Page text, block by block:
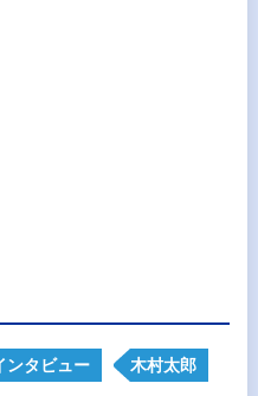
ンタビュー 木村太郎